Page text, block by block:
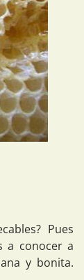
Pues
a conocer a
y bonita.